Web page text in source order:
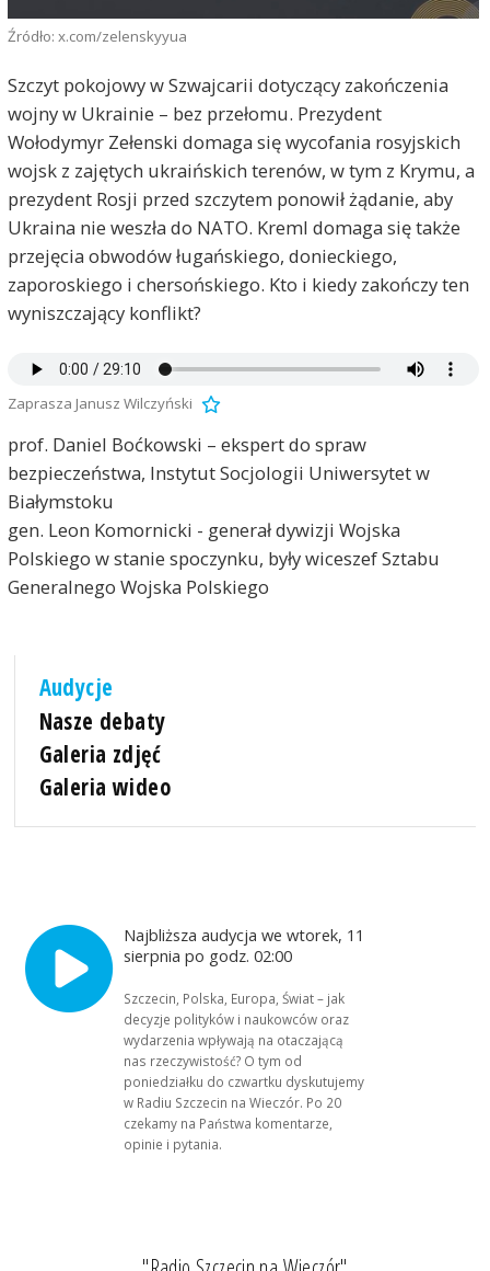
Źródło: x.com/zelenskyyua
Szczyt pokojowy w Szwajcarii dotyczący zakończenia
wojny w Ukrainie – bez przełomu. Prezydent
Wołodymyr Zełenski domaga się wycofania rosyjskich
wojsk z zajętych ukraińskich terenów, w tym z Krymu, a
prezydent Rosji przed szczytem ponowił żądanie, aby
Ukraina nie weszła do NATO. Kreml domaga się także
przejęcia obwodów ługańskiego, donieckiego,
zaporoskiego i chersońskiego. Kto i kiedy zakończy ten
wyniszczający konflikt?
Zaprasza Janusz Wilczyński
prof. Daniel Boćkowski – ekspert do spraw
bezpieczeństwa, Instytut Socjologii Uniwersytet w
Białymstoku
gen. Leon Komornicki - generał dywizji Wojska
Polskiego w stanie spoczynku, były wiceszef Sztabu
Generalnego Wojska Polskiego
Audycje
Nasze debaty
Galeria zdjęć
Galeria wideo
Najbliższa audycja we wtorek, 11
sierpnia po godz. 02:00
Szczecin, Polska, Europa, Świat – jak
decyzje polityków i naukowców oraz
wydarzenia wpływają na otaczającą
nas rzeczywistość? O tym od
poniedziałku do czwartku dyskutujemy
w Radiu Szczecin na Wieczór. Po 20
czekamy na Państwa komentarze,
opinie i pytania.